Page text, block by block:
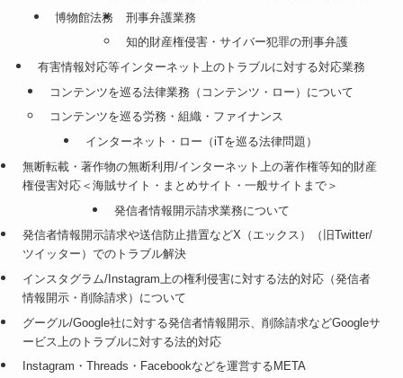
博物館法務
刑事弁護業務
知的財産権侵害・サイバー犯罪の刑事弁護
有害情報対応等インターネット上のトラブルに対する対応業務
コンテンツを巡る法律業務（コンテンツ・ロー）について
コンテンツを巡る労務・組織・ファイナンス
インターネット・ロー（iTを巡る法律問題）
無断転載・著作物の無断利用/インターネット上の著作権等知的財産
権侵害対応＜海賊サイト・まとめサイト・一般サイトまで＞
発信者情報開示請求業務について
発信者情報開示請求や送信防止措置などX（エックス）（旧Twitter/
ツイッター）でのトラブル解決
インスタグラム/Instagram上の権利侵害に対する法的対応（発信者
情報開示・削除請求）について
グーグル/Google社に対する発信者情報開示、削除請求などGoogleサ
ービス上のトラブルに対する法的対応
Instagram・Threads・Facebookなどを運営するMETA